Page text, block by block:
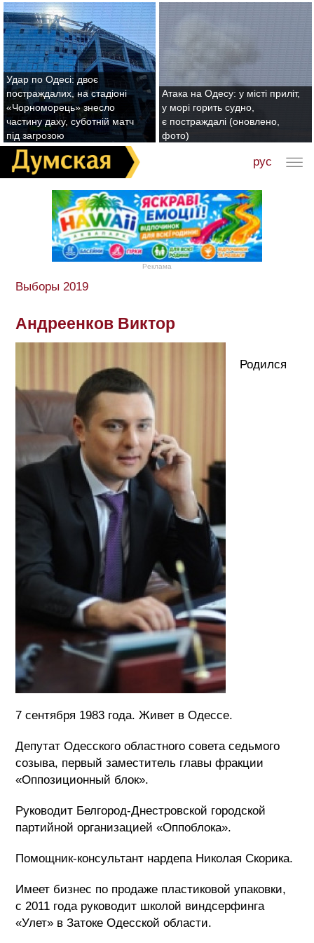
Удар по Одесі: двоє
постраждалих, на стадіоні
«Чорноморець» знесло
частину даху, суботній матч
під загрозою
Атака на Одесу: у місті приліт,
у морі горить судно,
є постраждалі (оновлено,
фото)
рус
Реклама
Выборы 2019
Андреенков Виктор
Родился
7 сентября 1983 года. Живет в Одессе.
Депутат Одесского областного совета седьмого
созыва, первый заместитель главы фракции
«Оппозиционный блок».
Руководит Белгород-Днестровской городской
партийной организацией «Оппоблока».
Помощник-консультант нардепа Николая Скорика.
Имеет бизнес по продаже пластиковой упаковки,
с 2011 года руководит школой виндсерфинга
«Улет» в Затоке Одесской области.